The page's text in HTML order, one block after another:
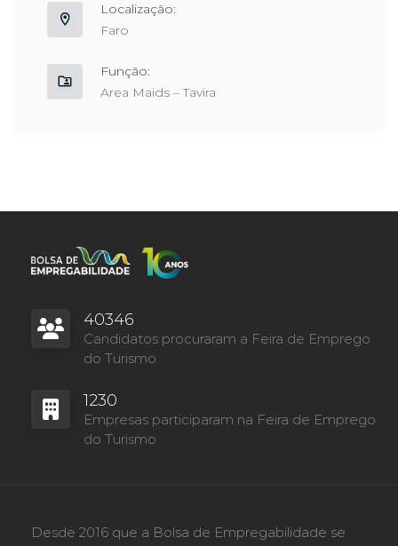
Localização:
Faro
Função:
Area Maids – Tavira
40346
Candidatos procuraram a Feira de Emprego
do Turismo
1230
Empresas participaram na Feira de Emprego
do Turismo
Desde 2016 que a Bolsa de Empregabilidade se